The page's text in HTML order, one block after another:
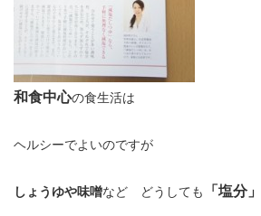
和食中心の食生活は
ヘルシーでよいのですが
しょうゆや味噌など どうしても 「塩分」